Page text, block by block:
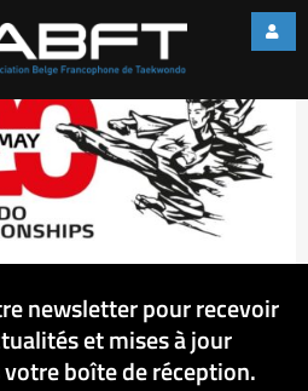
newsletter pour recevoir
et mises à jour
boîte de réception.